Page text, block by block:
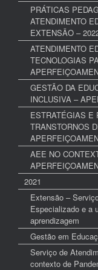
PRÁTICAS
ATENDIMENTO
EXTENSÃO –
ATENDIMENTO
TECNOLOGIAS
GESTÃO DA
INCLUSIVA –
ESTRATÉGIAS E
TRANSTORNOS
AEE NO
2021
Extensão –
Especializado e a
aprendizagem
Gestão em
Serviço de
contexto de